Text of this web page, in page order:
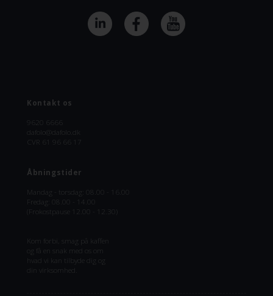
Kontakt os
dafolo@dafolo.dk
CVR 61 96 66 17
Åbningstider
Mandag - torsdag: 08.00 - 16.00
Fredag: 08.00 - 14.00
(Frokostpause 12.00 - 12.30)
Kom forbi, smag på kaffen
og få en snak med os om
hvad vi kan tilbyde dig og
din virksomhed.